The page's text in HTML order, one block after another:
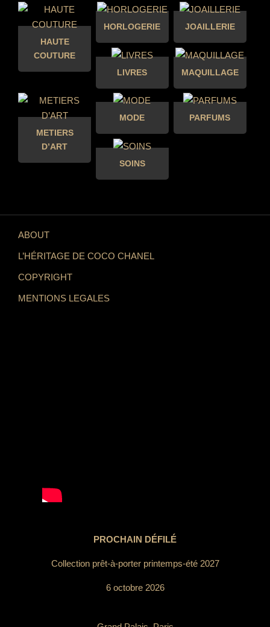
HAUTE
COUTURE
HORLOGERIE JOAILLERIE
LIVRES MAQUILLAGE
METIERS
D’ART
MODE PARFUMS
SOINS
ABOUT
L’HÉRITAGE DE COCO CHANEL
COPYRIGHT
MENTIONS LEGALES
PROCHAIN DÉFILÉ
Collection prêt-à-porter printemps-été 2027
6 octobre 2026